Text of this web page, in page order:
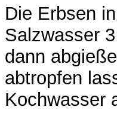
Die Erbsen
Salzwasser
dann
abtropfen
Kochwasser